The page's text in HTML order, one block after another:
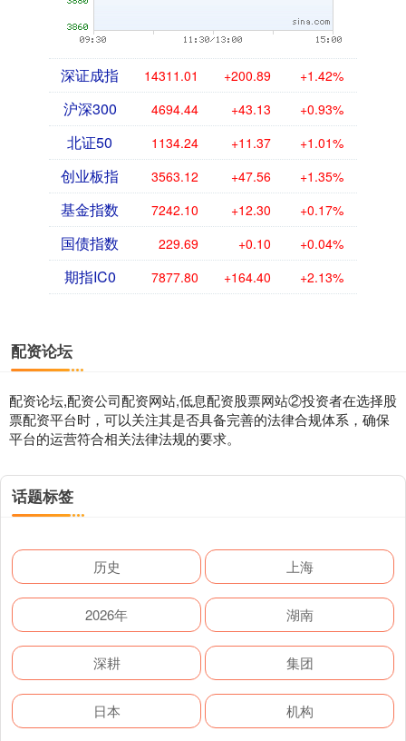
深证成指 14311.01 +200.89 +1.42%
沪深300 4694.44 +43.13 +0.93%
北证50 1134.24 +11.37 +1.01%
创业板指 3563.12 +47.56 +1.35%
基金指数 7242.10 +12.30 +0.17%
国债指数 229.69 +0.10 +0.04%
期指IC0 7877.80 +164.40 +2.13%
配资论坛
配资论坛,配资公司配资网站,低息配资股票网站②投资者在选择股
票配资平台时，可以关注其是否具备完善的法律合规体系，确保
平台的运营符合相关法律法规的要求。
话题标签
历史 上海
2026年 湖南
深耕 集团
日本 机构